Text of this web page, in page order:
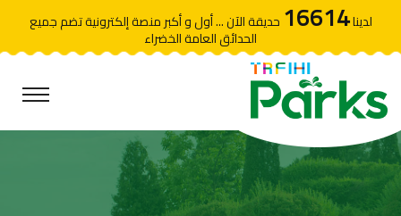
لدينا16614 حديقة الآن ... أول و أكبر منصة إلكترونية تضم جميع
الحدائق العامة الخضراء